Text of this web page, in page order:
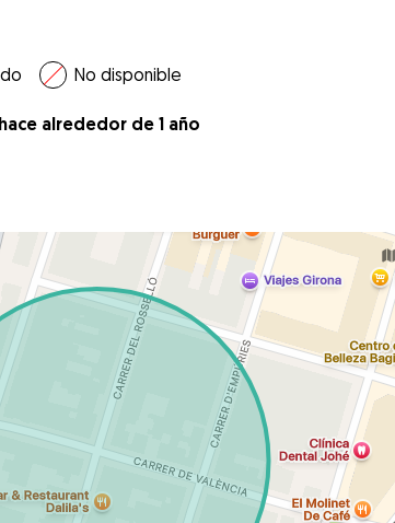
No disponible
alrededor de 1 año